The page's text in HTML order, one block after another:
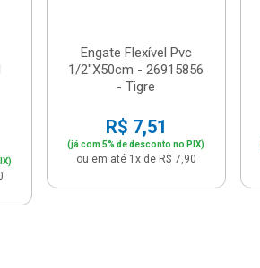
Engate Flexível Pvc
1/2"X50cm - 26915856
- Tigre
R$ 7,51
(já com 5% de desconto no PIX)
ou em até 1x de R$ 7,90